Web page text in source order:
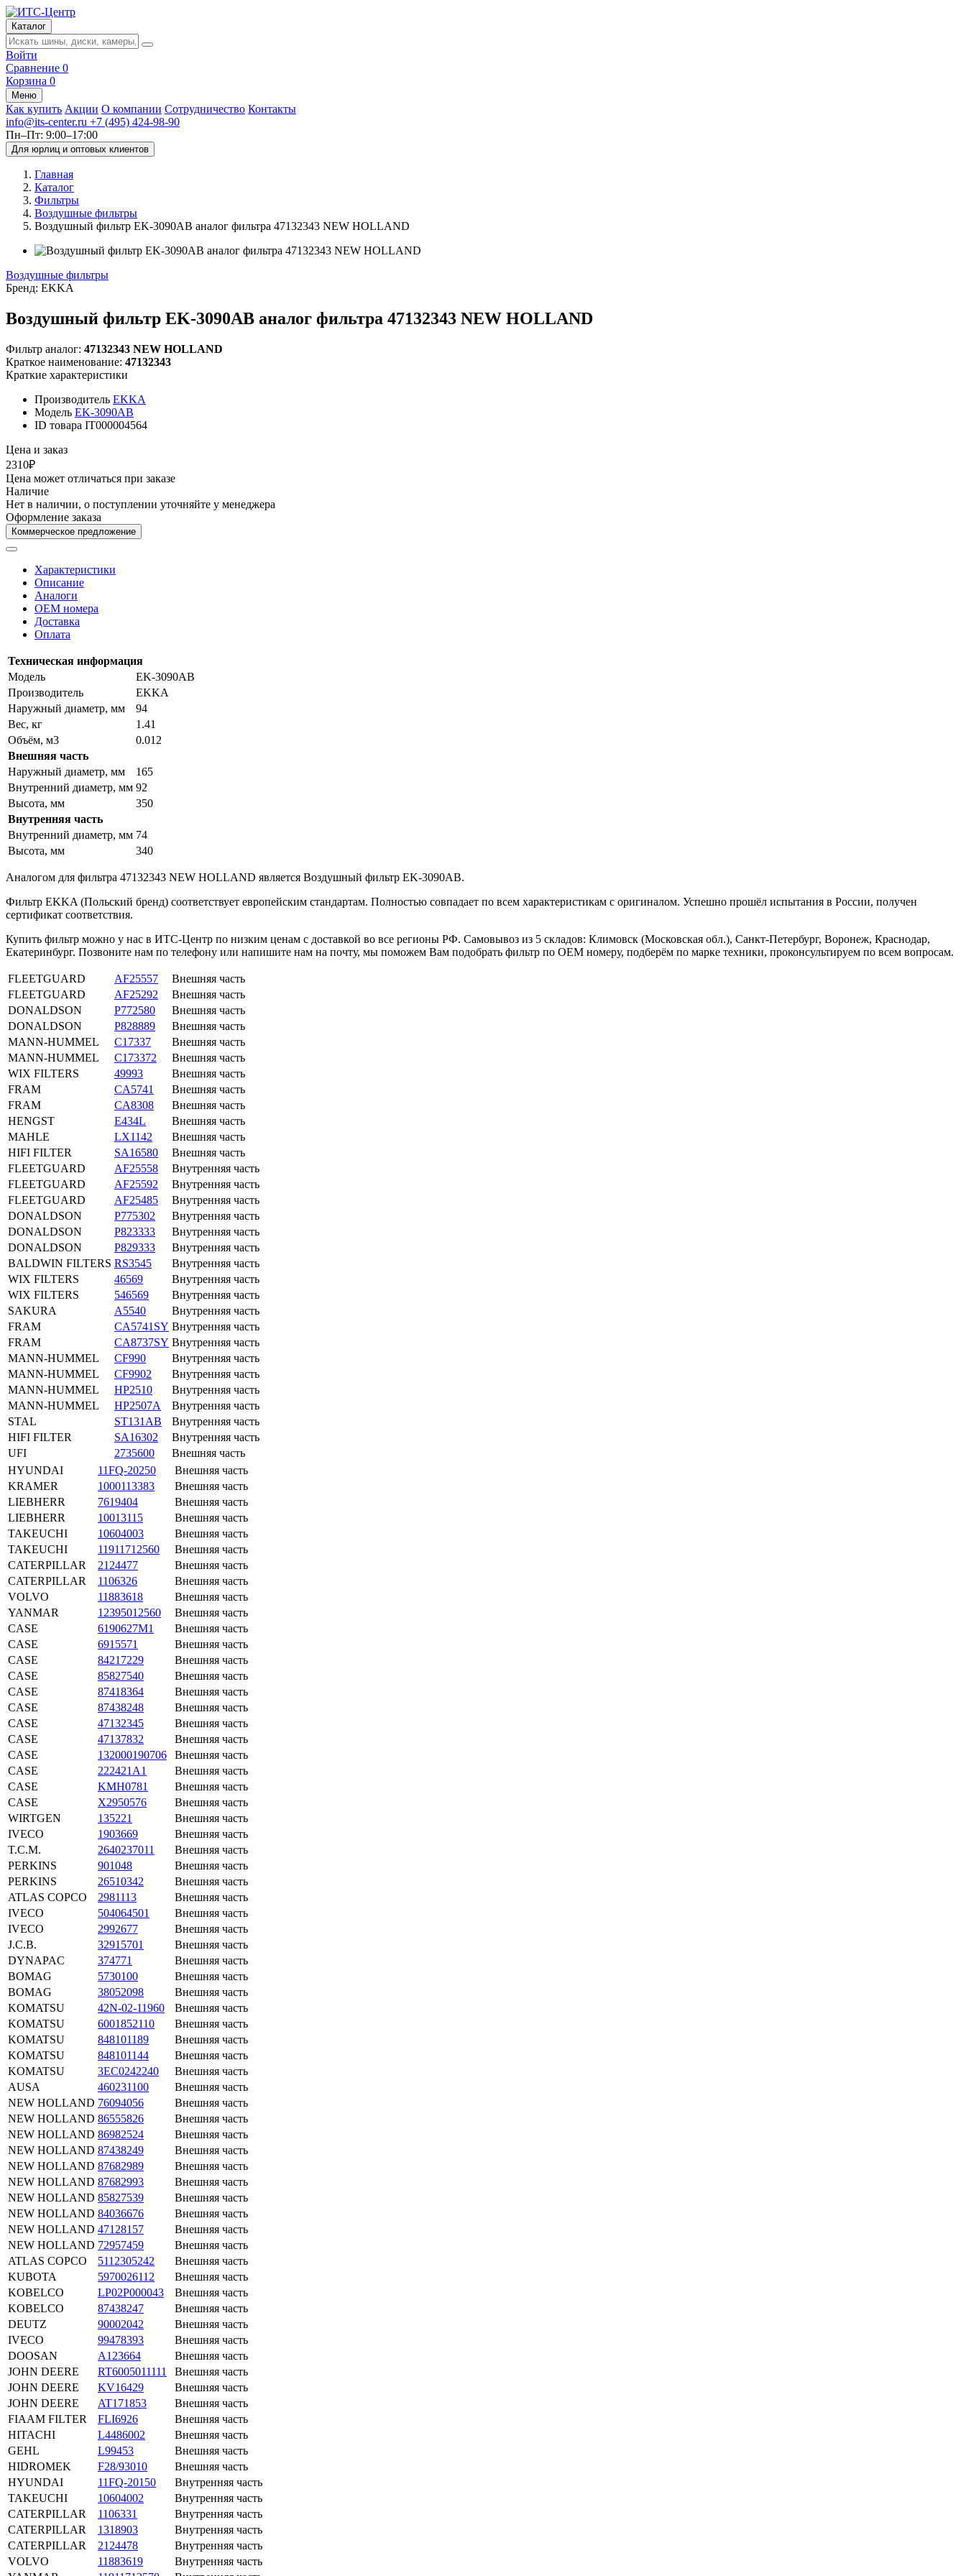
Каталог
Войти
Сравнение 0
Корзина 0
Меню
Как купить Акции О компании Сотрудничество Контакты
info@its-center.ru +7 (495) 424-98-90
Пн–Пт: 9:00–17:00
Для юрлиц и оптовых клиентов
Главная
Каталог
Фильтры
Воздушные фильтры
Воздушный фильтр EK-3090AB аналог фильтра 47132343 NEW HOLLAND
Воздушные фильтры
Бренд: EKKA
Воздушный фильтр EK-3090AB аналог фильтра 47132343 NEW HOLLAND
Фильтр аналог: 47132343 NEW HOLLAND
Краткое наименование: 47132343
Краткие характеристики
Производитель EKKA
Модель EK-3090AB
ID товара IT000004564
Цена и заказ
2310₽
Цена может отличаться при заказе
Наличие
Нет в наличии, о поступлении уточняйте у менеджера
Оформление заказа
Коммерческое предложение
Характеристики
Описание
Аналоги
OEM номера
Доставка
Оплата
Техническая информация
Модель
EK-3090AB
Производитель
EKKA
Наружный диаметр, мм
94
Вес, кг
1.41
Объём, м3
0.012
Внешняя часть
Наружный диаметр, мм
165
Внутренний диаметр, мм 92
Высота, мм
350
Внутренняя часть
Внутренний диаметр, мм 74
Высота, мм
340
Аналогом для фильтра 47132343 NEW HOLLAND является Воздушный фильтр EK-3090AB.
Фильтр EKKA (Польский бренд) соответствует европейским стандартам. Полностью совпадает по всем характеристикам с оригиналом. Успешно прошёл испытания в России, получен
сертификат соответствия.
Купить фильтр можно у нас в ИТС-Центр по низким ценам с доставкой во все регионы РФ. Самовывоз из 5 складов: Климовск (Московская обл.), Санкт-Петербург, Воронеж, Краснодар,
Екатеринбург. Позвоните нам по телефону или напишите нам на почту, мы поможем Вам подобрать фильтр по OEM номеру, подберём по марке техники, проконсультируем по всем вопросам.
FLEETGUARD AF25557
Внешняя часть
FLEETGUARD
AF25292
Внешняя часть
DONALDSON
P772580
Внешняя часть
DONALDSON
P828889
Внешняя часть
MANN-HUMMEL
C17337
Внешняя часть
MANN-HUMMEL
C173372
Внешняя часть
WIX FILTERS
49993
Внешняя часть
FRAM
CA5741
Внешняя часть
FRAM
CA8308
Внешняя часть
HENGST
E434L
Внешняя часть
MAHLE
LX1142
Внешняя часть
HIFI FILTER
SA16580
Внешняя часть
FLEETGUARD
AF25558
Внутренняя часть
FLEETGUARD
AF25592
Внутренняя часть
FLEETGUARD
AF25485
Внутренняя часть
DONALDSON
P775302
Внутренняя часть
DONALDSON
P823333
Внутренняя часть
DONALDSON
P829333
Внутренняя часть
BALDWIN FILTERS RS3545
Внутренняя часть
WIX FILTERS
46569
Внутренняя часть
WIX FILTERS
546569
Внутренняя часть
SAKURA
A5540
Внутренняя часть
FRAM
CA5741SY Внутренняя часть
FRAM
CA8737SY Внутренняя часть
MANN-HUMMEL
CF990
Внутренняя часть
MANN-HUMMEL
CF9902
Внутренняя часть
MANN-HUMMEL
HP2510
Внутренняя часть
MANN-HUMMEL
HP2507A
Внутренняя часть
STAL
ST131AB
Внутренняя часть
HIFI FILTER
SA16302
Внутренняя часть
UFI
2735600
Внешняя часть
HYUNDAI
11FQ-20250
Внешняя часть
KRAMER
1000113383
Внешняя часть
LIEBHERR
7619404
Внешняя часть
LIEBHERR
10013115
Внешняя часть
TAKEUCHI
10604003
Внешняя часть
TAKEUCHI
11911712560
Внешняя часть
CATERPILLAR
2124477
Внешняя часть
CATERPILLAR
1106326
Внешняя часть
VOLVO
11883618
Внешняя часть
YANMAR
12395012560
Внешняя часть
CASE
6190627M1
Внешняя часть
CASE
6915571
Внешняя часть
CASE
84217229
Внешняя часть
CASE
85827540
Внешняя часть
CASE
87418364
Внешняя часть
CASE
87438248
Внешняя часть
CASE
47132345
Внешняя часть
CASE
47137832
Внешняя часть
CASE
132000190706
Внешняя часть
CASE
222421A1
Внешняя часть
CASE
KMH0781
Внешняя часть
CASE
X2950576
Внешняя часть
WIRTGEN
135221
Внешняя часть
IVECO
1903669
Внешняя часть
T.C.M.
2640237011
Внешняя часть
PERKINS
901048
Внешняя часть
PERKINS
26510342
Внешняя часть
ATLAS COPCO
2981113
Внешняя часть
IVECO
504064501
Внешняя часть
IVECO
2992677
Внешняя часть
J.C.B.
32915701
Внешняя часть
DYNAPAC
374771
Внешняя часть
BOMAG
5730100
Внешняя часть
BOMAG
38052098
Внешняя часть
KOMATSU
42N-02-11960
Внешняя часть
KOMATSU
6001852110
Внешняя часть
KOMATSU
848101189
Внешняя часть
KOMATSU
848101144
Внешняя часть
KOMATSU
3EC0242240
Внешняя часть
AUSA
460231100
Внешняя часть
NEW HOLLAND 76094056
Внешняя часть
NEW HOLLAND 86555826
Внешняя часть
NEW HOLLAND 86982524
Внешняя часть
NEW HOLLAND 87438249
Внешняя часть
NEW HOLLAND 87682989
Внешняя часть
NEW HOLLAND 87682993
Внешняя часть
NEW HOLLAND 85827539
Внешняя часть
NEW HOLLAND 84036676
Внешняя часть
NEW HOLLAND 47128157
Внешняя часть
NEW HOLLAND 72957459
Внешняя часть
ATLAS COPCO
5112305242
Внешняя часть
KUBOTA
5970026112
Внешняя часть
KOBELCO
LP02P000043
Внешняя часть
KOBELCO
87438247
Внешняя часть
DEUTZ
90002042
Внешняя часть
IVECO
99478393
Внешняя часть
DOOSAN
A123664
Внешняя часть
JOHN DEERE
RT6005011111
Внешняя часть
JOHN DEERE
KV16429
Внешняя часть
JOHN DEERE
AT171853
Внешняя часть
FIAAM FILTER
FLI6926
Внешняя часть
HITACHI
L4486002
Внешняя часть
GEHL
L99453
Внешняя часть
HIDROMEK
F28/93010
Внешняя часть
HYUNDAI
11FQ-20150
Внутренняя часть
TAKEUCHI
10604002
Внутренняя часть
CATERPILLAR
1106331
Внутренняя часть
CATERPILLAR
1318903
Внутренняя часть
CATERPILLAR
2124478
Внутренняя часть
VOLVO
11883619
Внутренняя часть